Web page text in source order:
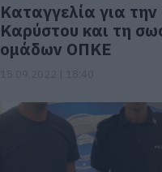
Καταγγελία για
Καρύστου και τη
ομάδων ΟΠΚΕ